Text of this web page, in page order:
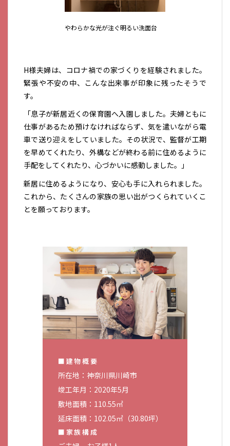
やわらかな光が注ぐ明るい洗面台
H様夫婦は、コロナ禍での家づくりを経験されました。
緊張や不安の中、こんな出来事が印象に残ったそうで
す。
「息子が新居近くの保育園へ入園しました。夫婦ともに
仕事があるため預けなければならず、気を遣いながら電
車で送り迎えをしていました。その状況で、監督が工期
を早めてくれたり、外構などが終わる前に住めるように
手配をしてくれたり、心づかいに感動しました。」
新居に住めるようになり、安心も手に入れられました。
これから、たくさんの家族の思い出がつくられていくこ
とを願っております。
■建物概要
所在地：神奈川県川崎市
竣工年月：2020年5月
敷地面積：110.55㎡
延床面積：102.05㎡（30.80坪）
■家族構成